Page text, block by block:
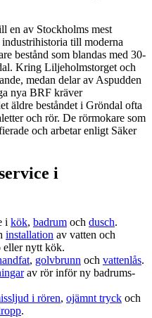
en av Stockholms mest
till moderna
bestånd som blandas med 30‑
Kring Liljeholmstorget och
medan delar av Aspudden
nya BRF kräver
äldre beståndet i Gröndal ofta
och rör. De rörmokare som
och arbetar enligt Säker
i
i kök, badrum och dusch.
installation av vatten och
nytt kök.
, golvbrunn och vattenlås.
av rör inför ny badrums‑
i rören, ojämnt tryck och
.